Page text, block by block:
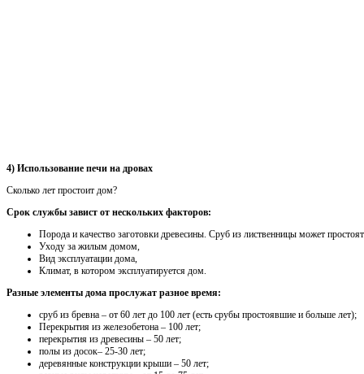
4) Использование печи на дровах
Сколько лет простоит дом?
Срок службы завист от нескольких факторов:
Порода и качество заготовки древесины. Сруб из лиственницы может
Уходу за жилым домом,
Вид эксплуатации дома,
Климат, в котором эксплуатируется дом.
Разные элементы дома прослужат разное время:
сруб из бревна – от 60 лет до 100 лет (есть срубы простоявшие и больше лет);
Перекрытия из железобетона – 100 лет;
перекрытия из древесины – 50 лет;
полы из досок– 25-30 лет;
деревянные конструкции крыши – 50 лет;